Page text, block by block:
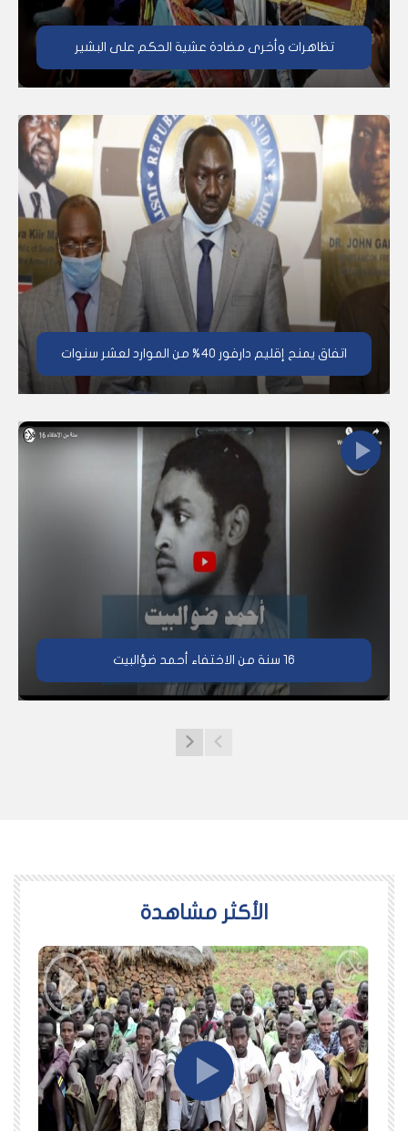
تظاهرات وأخرى مضادة عشية الحكم على البشير
اتفاق يمنح إقليم دارفور 40% من الموارد لعشر سنوات
16 سنة من الاختفاء أحمد ضؤالبيت
اﻷكثر مشاهدة